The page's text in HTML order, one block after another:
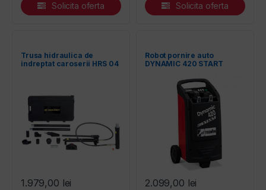
Solicita oferta Solicita oferta
Trusa hidraulica de
indreptat caroserii HRS 04
1.979,00 lei
Robot pornire auto
DYNAMIC 420 START
2.099,00 lei